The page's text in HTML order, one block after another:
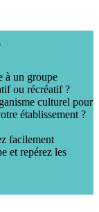
à un groupe
ou récréatif ?
culturel pour
établissement ?
facilement
et repérez les